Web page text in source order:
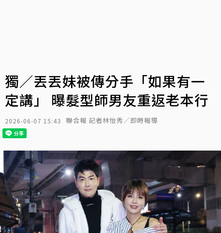
獨／丟丟妹被傳分手「如果有一
定講」 曝髮型師男友重返老本行
2026-06-07 15:43 聯合報 記者林怡秀／即時報導